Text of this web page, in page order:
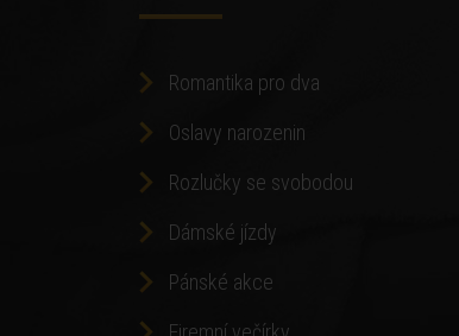
Romantika pro dva
Oslavy narozenin
Rozlučky se svobodou
Dámské jízdy
Pánské akce